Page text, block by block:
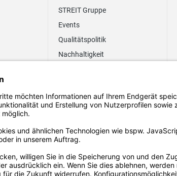
STREIT Gruppe
Events
Qualitätspolitik
Nachhaltigkeit